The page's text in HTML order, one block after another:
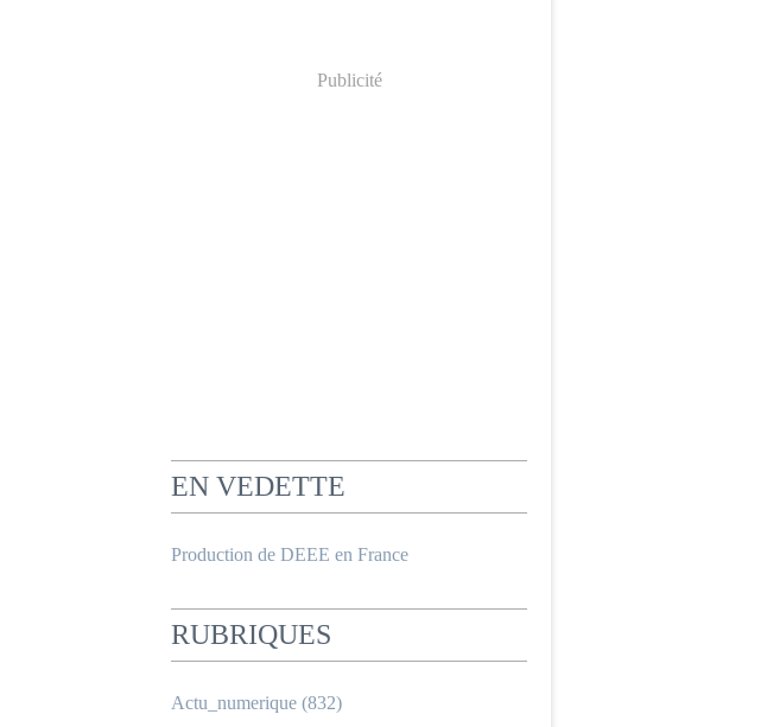
Publicité
EN VEDETTE
Production de DEEE en France
RUBRIQUES
Actu_numerique (832)